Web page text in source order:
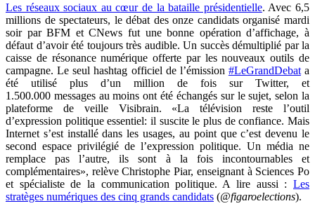
Les réseaux sociaux au cœur de la bataille présidentielle. Avec 6,5
millions de spectateurs, le débat des onze candidats organisé mardi
soir par BFM et CNews fut une bonne opération d’affichage, à
défaut d’avoir été toujours très audible. Un succès démultiplié par la
caisse de résonance numérique offerte par les nouveaux outils de
campagne. Le seul hashtag officiel de l’émission #LeGrandDebata
été utilisé plus d’un million de fois sur Twitter, et
1.500.000 messages au moins ont été échangés sur le sujet, selon la
plateforme de veille Visibrain. «La télévision reste l’outil
d’expression politique essentiel: il suscite le plus de confiance. Mais
Internet s’est installé dans les usages, au point que c’est devenu le
second espace privilégié de l’expression politique. Un média ne
remplace pas l’autre, ils sont à la fois incontournables et
complémentaires», relève Christophe Piar, enseignant à Sciences Po
et spécialiste de la communication politique. A lire aussi : Les
stratèges numériques des cinq grands candidats (@figaroelections).